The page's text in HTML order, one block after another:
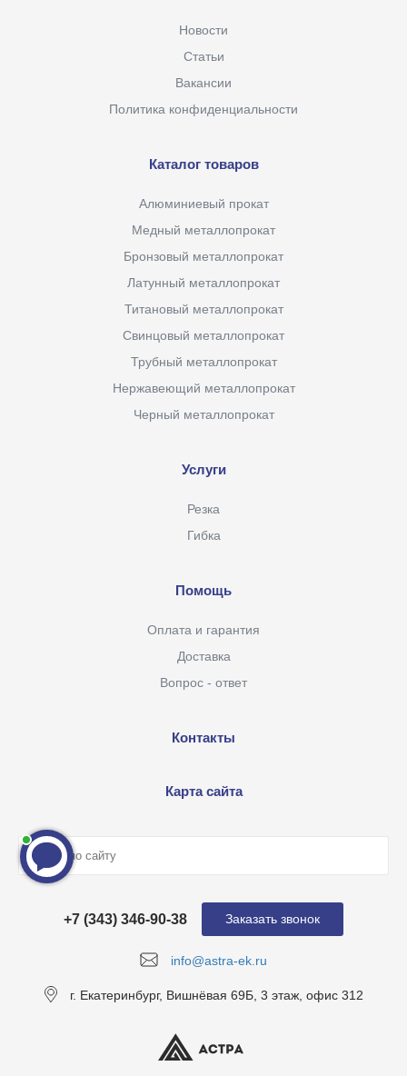
Новости
Статьи
Вакансии
Политика конфиденциальности
Каталог товаров
Алюминиевый прокат
Медный металлопрокат
Бронзовый металлопрокат
Латунный металлопрокат
Титановый металлопрокат
Свинцовый металлопрокат
Трубный металлопрокат
Нержавеющий металлопрокат
Черный металлопрокат
Услуги
Резка
Гибка
Помощь
Оплата и гарантия
Доставка
Вопрос - ответ
Контакты
Карта сайта
info@astra-ek.ru
+7 (343) 346-90-38
г. Екатеринбург, Вишнёвая 69Б, 3 этаж, офис 312
Заказать звонок